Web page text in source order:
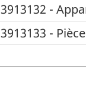
3913132 -
3913133 -